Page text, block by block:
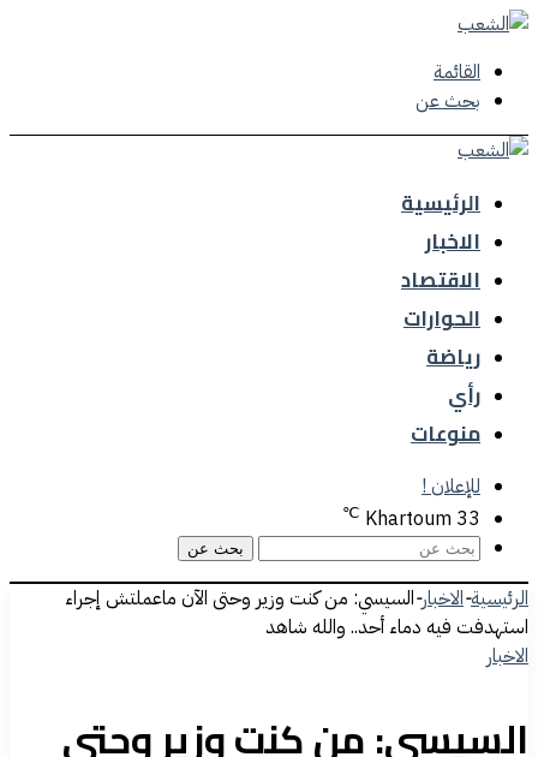
القائمة
بحث عن
الرئيسية
الاخبار
الاقتصاد
الحوارات
رياضة
رأي
منوعات
للإعلان !
Khartoum 33
℃
بحث عن
الرئيسية-الاخبار-السيسي: من كنت وزير وحتى الآن ماعملتش إجراء
استهدفت فيه دماء أحد.. والله شاهد
الاخبار
السيسي: من كنت وزير وحتى